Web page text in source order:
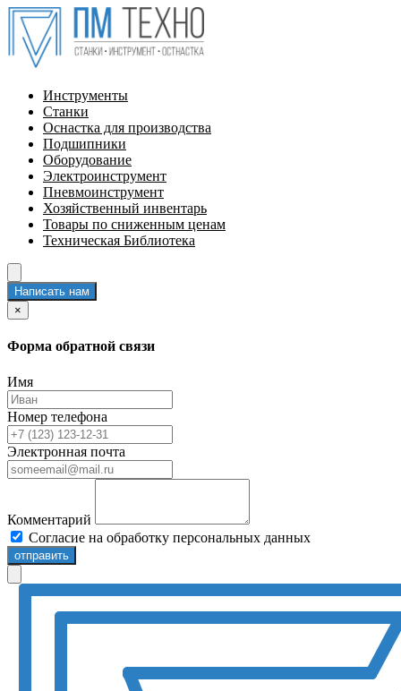
Инструменты
Станки
Оснастка для производства
Подшипники
Оборудование
Электроинструмент
Пневмоинструмент
Хозяйственный инвентарь
Товары по сниженным ценам
Техническая Библиотека
Написать нам
×
Форма обратной связи
Имя
Номер телефона
Электронная почта
Комментарий
Согласие на обработку персональных данных
отправить